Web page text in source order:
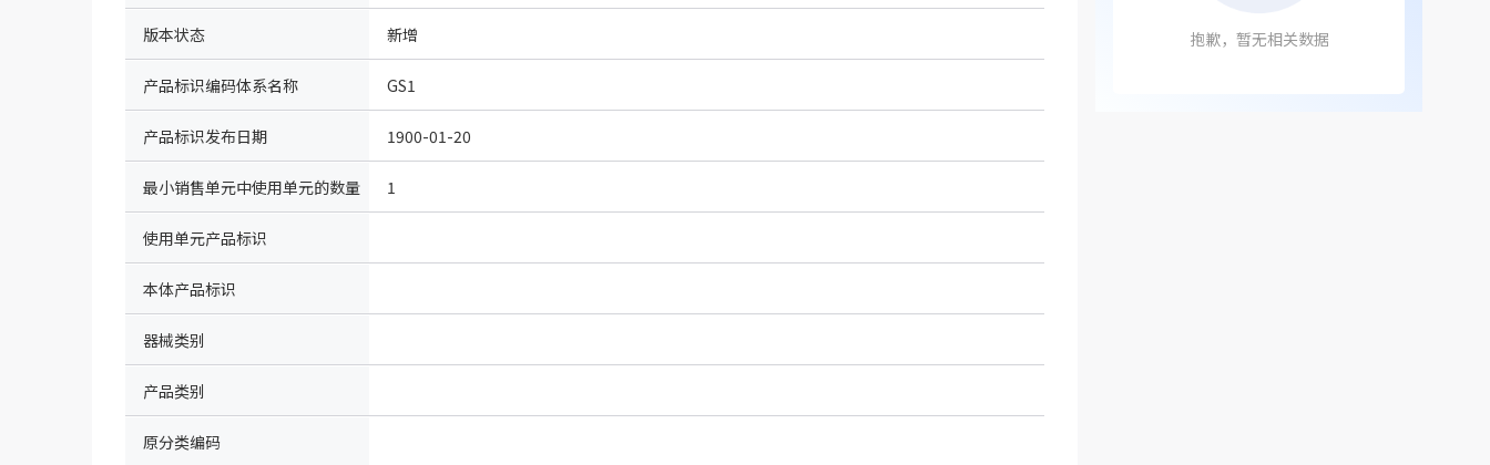
版本状态 新增
产品标识编码体系名称
（IDcode）
GS1
产品标识发布日期 1900-01-20
最小销售单元中使用单元的数量 1
使用单元产品标识
本体产品标识
器械类别
产品类别
原分类编码
抱歉，暂无相关数据